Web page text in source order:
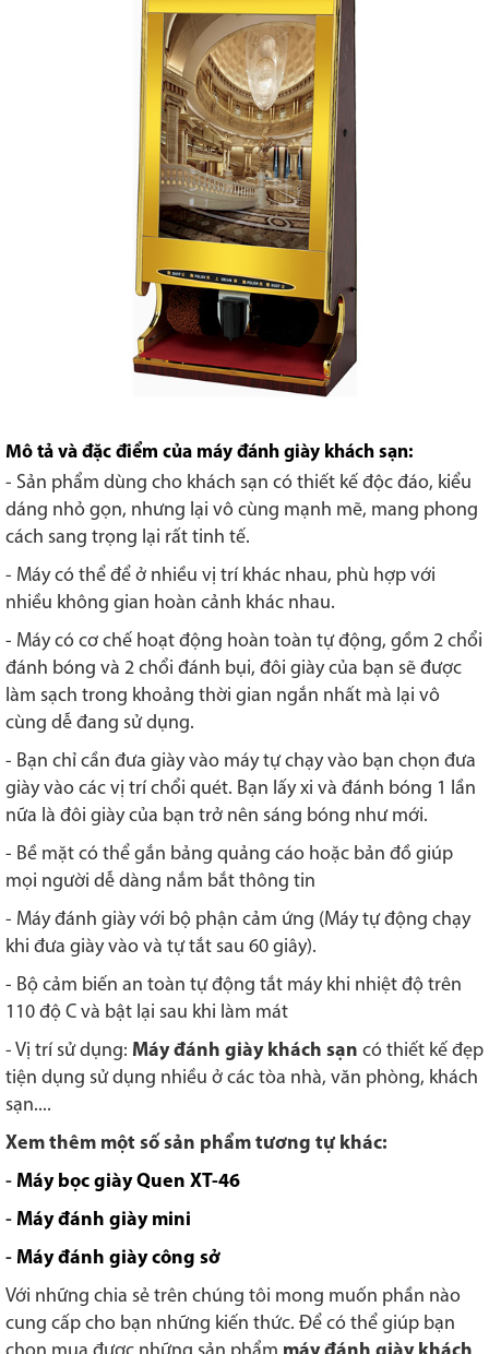
Mô tả và đặc điểm của máy đánh giày khách sạn:
- Sản phẩm dùng cho khách sạn có thiết kế độc đáo, kiểu
dáng nhỏ gọn, nhưng lại vô cùng mạnh mẽ, mang phong
cách sang trọng lại rất tinh tế.
- Máy có thể để ở nhiều vị trí khác nhau, phù hợp với
nhiều không gian hoàn cảnh khác nhau.
- Máy có cơ chế hoạt động hoàn toàn tự động, gồm 2 chổi
đánh bóng và 2 chổi đánh bụi, đôi giày của bạn sẽ được
làm sạch trong khoảng thời gian ngắn nhất mà lại vô
cùng dễ đang sử dụng.
- Bạn chỉ cần đưa giày vào máy tự chạy vào bạn chọn đưa
giày vào các vị trí chổi quét. Bạn lấy xi và đánh bóng 1 lần
nữa là đôi giày của bạn trở nên sáng bóng như mới.
- Bề mặt có thể gắn bảng quảng cáo hoặc bản đồ giúp
mọi người dễ dàng nắm bắt thông tin
- Máy đánh giày với bộ phận cảm ứng (Máy tự động chạy
khi đưa giày vào và tự tắt sau 60 giây).
- Bộ cảm biến an toàn tự động tắt máy khi nhiệt độ trên
110 độ C và bật lại sau khi làm mát
- Vị trí sử dụng: Máy đánh giày khách sạn có thiết kế đẹp
tiện dụng sử dụng nhiều ở các tòa nhà, văn phòng, khách
sạn....
Xem thêm một số sản phẩm tương tự khác:
- Máy bọc giày Quen XT-46
- Máy đánh giày mini
- Máy đánh giày công sở
Với những chia sẻ trên chúng tôi mong muốn phần nào
cung cấp cho bạn những kiến thức. Để có thể giúp bạn